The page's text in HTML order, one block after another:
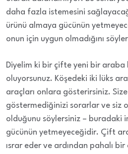
daha fazla istemesini
ürünü almaya gücünün
onun için uygun olmadığını
Diyelim ki bir çifte yeni bir araba
oluyorsunuz. Köşedeki iki lüks
araçları onlara gösterirsiniz.
göstermediğinizi sorarlar ve siz
olduğunu söylersiniz – buradaki
gücünün yetmeyeceğidir. Çift
ısrar eder ve ardından pahalı